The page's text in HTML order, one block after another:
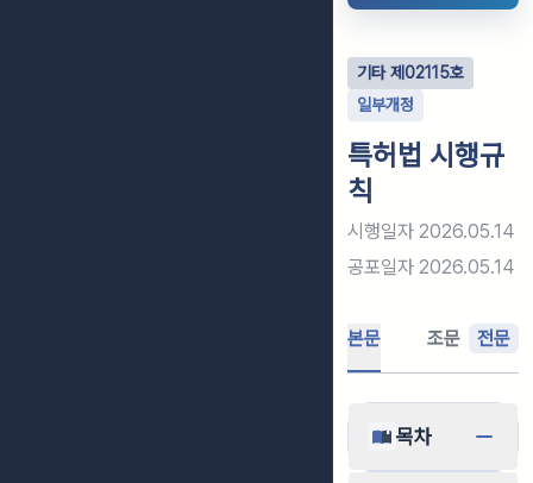
기타제 02115호
일부개정
특허법 시행규
칙
시행일자 2026.05.14
공포일자 2026.05.14
본문 조문 전문
목차